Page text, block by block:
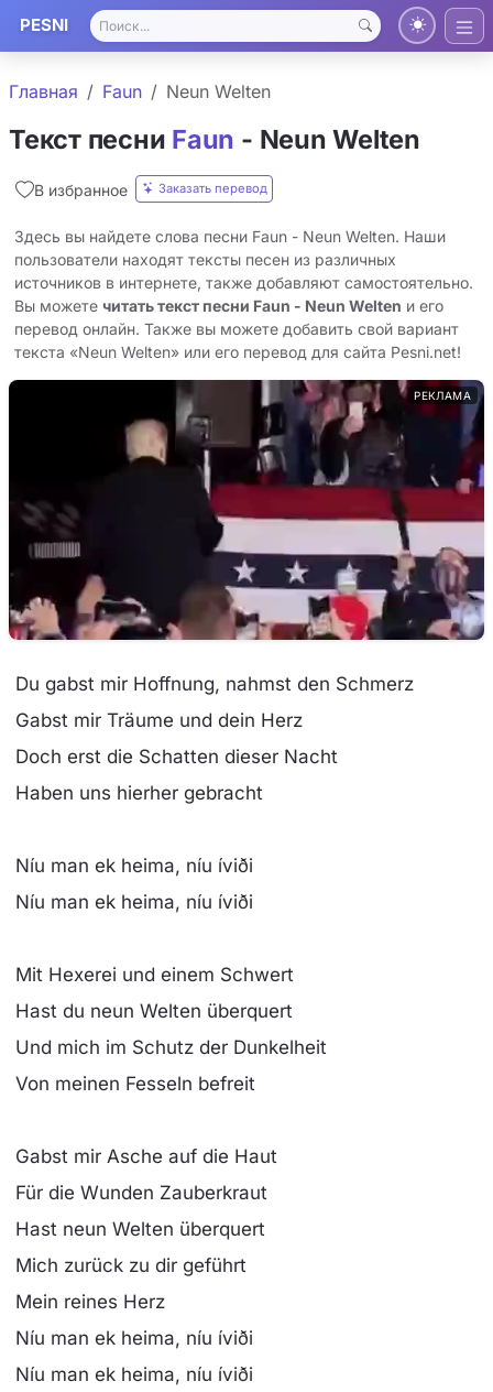
PESNI
Главная Faun Neun Welten
Текст песни Faun - Neun Welten
В избранное Заказать перевод
Здесь вы найдете слова песни Faun - Neun Welten. Наши
пользователи находят тексты песен из различных
источников в интернете, также добавляют самостоятельно.
Вы можете читать текст песни Faun - Neun Welten и его
перевод онлайн. Также вы можете добавить свой вариант
текста «Neun Welten» или его перевод для сайта Pesni.net!
РЕКЛАМА
Du gabst mir Hoffnung, nahmst den Schmerz
Gabst mir Träume und dein Herz
Doch erst die Schatten dieser Nacht
Haben uns hierher gebracht
Níu man ek heima, níu íviði
Níu man ek heima, níu íviði
Mit Hexerei und einem Schwert
Hast du neun Welten überquert
Und mich im Schutz der Dunkelheit
Von meinen Fesseln befreit
Gabst mir Asche auf die Haut
Für die Wunden Zauberkraut
Hast neun Welten überquert
Mich zurück zu dir geführt
Mein reines Herz
Níu man ek heima, níu íviði
Níu man ek heima, níu íviði